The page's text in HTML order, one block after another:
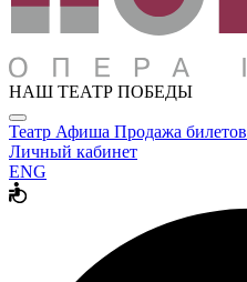
НАШ ТЕАТР ПОБЕДЫ
Театр Афиша Продажа билетов
Личный кабинет
ENG